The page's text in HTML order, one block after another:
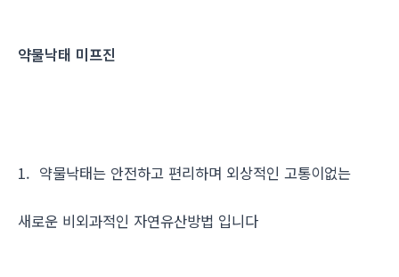
약물낙태 미프진
1. 약물낙태는 안전하고 편리하며 외상적인 고통이없는
새로운 비외과적인 자연유산방법 입니다